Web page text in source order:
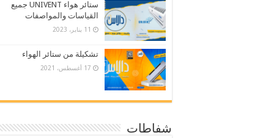
ستائر هواء UNIVENT جميع
القياسات والمواصفات
11 يناير، 2023
تشكيلة من ستائر الهواء
17 أغسطس، 2021
شفاطات